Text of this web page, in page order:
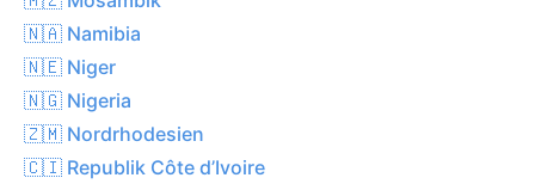
🇳🇦 Namibia
🇳🇪 Niger
🇳🇬 Nigeria
🇿🇲 Nordrhodesien
🇨🇮 Republik Côte d’Ivoire